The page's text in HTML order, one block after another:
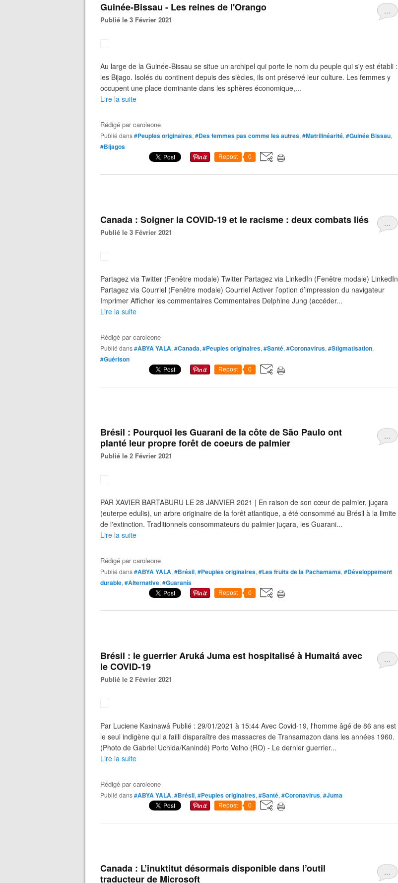
…
Guinée-Bissau - Les reines de l'Orango
Publié le 3 Février 2021
Au large de la Guinée-Bissau se situe un archipel qui porte le nom du peuple qui s'y est établi :
les Bijago. Isolés du continent depuis des siècles, ils ont préservé leur culture. Les femmes y
occupent une place dominante dans les sphères économique,...
Lire la suite
Rédigé parcaroleone
Publié dans#Peuples originaires, #Des femmes pas comme les autres, #Matrilinéarité, #Guinée Bissau,
#Bijagos
Repost 0
…
Canada : Soigner la COVID-19 et le racisme : deux combats liés
Publié le 3 Février 2021
Partagez via Twitter (Fenêtre modale) Twitter Partagez via LinkedIn (Fenêtre modale) LinkedIn
Partagez via Courriel (Fenêtre modale) Courriel Activer l’option d’impression du navigateur
Imprimer Afficher les commentaires Commentaires Delphine Jung (accéder...
Lire la suite
Rédigé parcaroleone
Publié dans#ABYA YALA, #Canada, #Peuples originaires, #Santé, #Coronavirus, #Stigmatisation,
#Guérison
Repost 0
…
Brésil : Pourquoi les Guarani de la côte de São Paulo ont
planté leur propre forêt de coeurs de palmier
Publié le 2 Février 2021
PAR XAVIER BARTABURU LE 28 JANVIER 2021 | En raison de son cœur de palmier, juçara
(euterpe edulis), un arbre originaire de la forêt atlantique, a été consommé au Brésil à la limite
de l'extinction. Traditionnels consommateurs du palmier juçara, les Guarani...
Lire la suite
Rédigé parcaroleone
Publié dans#ABYA YALA, #Brésil, #Peuples originaires, #Les fruits de la Pachamama, #Développement
durable, #Alternative, #Guaranís
Repost 0
…
Brésil : le guerrier Aruká Juma est hospitalisé à Humaitá avec
le COVID-19
Publié le 2 Février 2021
Par Luciene Kaxinawá Publié : 29/01/2021 à 15:44 Avec Covid-19, l'homme âgé de 86 ans est
le seul indigène qui a failli disparaître des massacres de Transamazon dans les années 1960.
(Photo de Gabriel Uchida/Kanindé) Porto Velho (RO) - Le dernier guerrier...
Lire la suite
Rédigé parcaroleone
Publié dans#ABYA YALA, #Brésil, #Peuples originaires, #Santé, #Coronavirus, #Juma
Repost 0
…
Canada : L’inuktitut désormais disponible dans l’outil
traducteur de Microsoft